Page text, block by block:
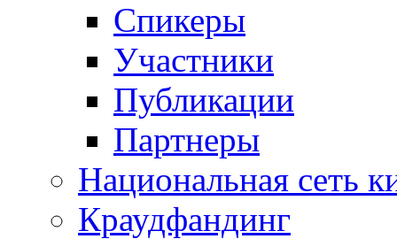
Спикеры
Участники
Публикации
Партнеры
Национальная сеть
Краудфандинг